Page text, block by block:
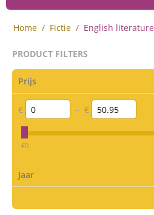
Home / Fictie / English literature
PRODUCT FILTERS
Prijs
€ – €
‎€0
Jaar